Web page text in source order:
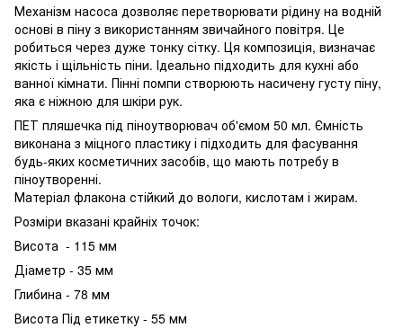
Механізм насоса дозволяє перетворювати рідину на водній
основі в піну з використанням звичайного повітря. Це
робиться через дуже тонку сітку. Ця композиція, визначає
якість і щільність піни. Ідеально підходить для кухні або
ванної кімнати. Пінні помпи створюють насичену густу піну,
яка є ніжною для шкіри рук.
ПЕТ пляшечка під піноутворювач об'ємом 50 мл. Ємність
виконана з міцного пластику і підходить для фасування
будь-яких косметичних засобів, що мають потребу в
піноутворенні.
Матеріал флакона стійкий до вологи, кислотам і жирам.
Розміри вказані крайніх точок:
Висота - 115 мм
Діаметр - 35 мм
Глибина - 78 мм
Висота Під етикетку - 55 мм